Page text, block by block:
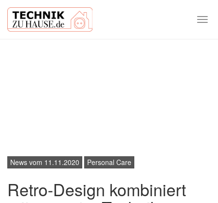
News vom 11.11.2020 Personal Care
Retro-Design kombiniert